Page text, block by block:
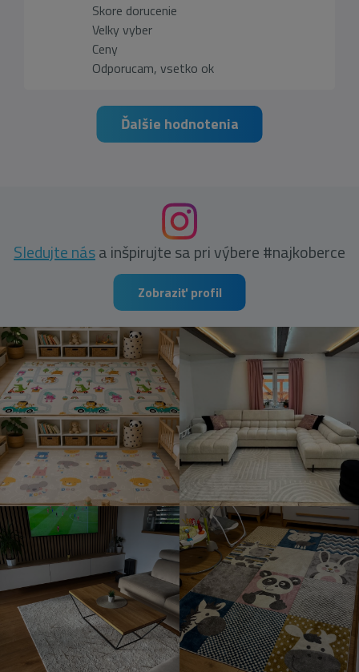
Skore dorucenie
Velky vyber
Ceny
Odporucam, vsetko ok
Ďalšie hodnotenia
Sledujte nása inšpirujte sa pri výbere #najkoberce
Zobraziť profil